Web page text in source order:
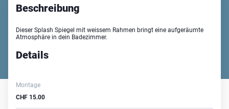
Beschreibung
Dieser Splash Spiegel mit weissem Rahmen bringt eine aufgeräumte
Atmosphäre in dein Badezimmer.
Details
Montage
CHF 15.00